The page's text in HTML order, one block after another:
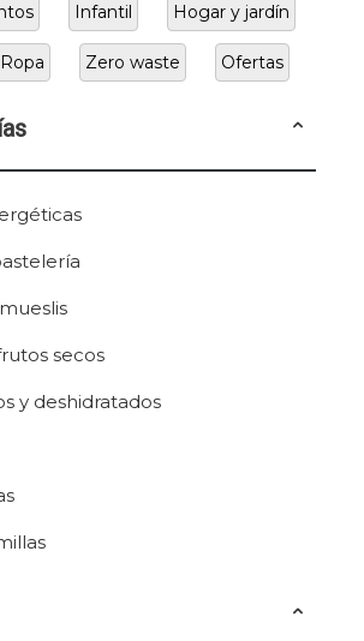
Infantil Hogar y jardín
Ropa Zero waste Ofertas
secos
y deshidratados